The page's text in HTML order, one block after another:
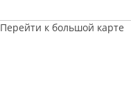
Перейти к большой карте